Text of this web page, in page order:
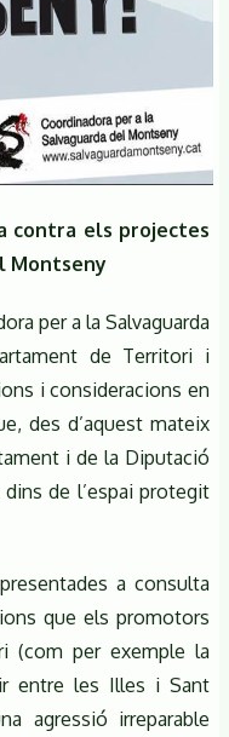
contra els projectes
Montseny
per a la Salvaguarda
de Territori i
i consideracions en
des d’aquest mateix
i de la Diputació
de l’espai protegit
a consulta
que els promotors
(com per exemple la
entre les Illes i Sant
agressió irreparable